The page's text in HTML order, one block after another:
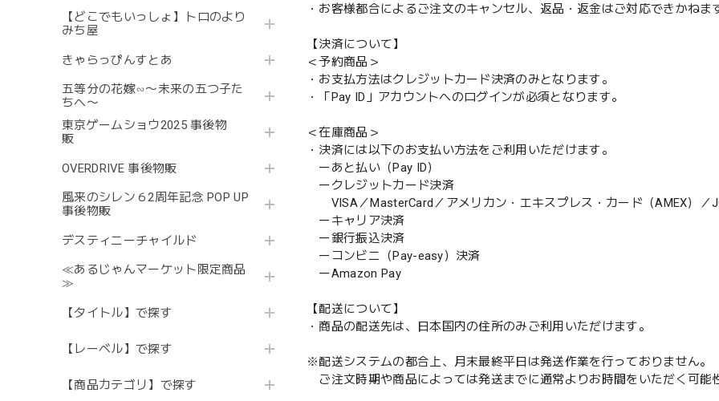
【どこでもいっしょ】トロのより
みち屋
きゃらっぴんすとあ
五等分の花嫁∽〜未来の五つ子た
ちへ〜
東京ゲームショウ2025 事後物
販
OVERDRIVE 事後物販
風来のシレン６2周年記念 POP UP
事後物販
デスティニーチャイルド
≪あるじゃんマーケット限定商品
≫
【タイトル】で探す
【レーベル】で探す
【商品カテゴリ】で探す
・お客様都合によるご注文のキャンセル、返品・返金はご対応できかねま
【決済について】
＜予約商品＞
・お支払方法はクレジットカード決済のみとなります。
・「Pay ID」アカウントへのログインが必須となります。
＜在庫商品＞
・決済には以下のお支払い方法をご利用いただけます。
ーあと払い（Pay ID）
ークレジットカード決済
VISA／MasterCard／アメリカン・エキスプレス・カード（AMEX）／
ーキャリア決済
ー銀行振込決済
ーコンビニ（Pay-easy）決済
ーAmazon Pay
【配送について】
・商品の配送先は、日本国内の住所のみご利用いただけます。
※配送システムの都合上、月末最終平日は発送作業を行っておりません。
ご注文時期や商品によっては発送までに通常よりお時間をいただく可能